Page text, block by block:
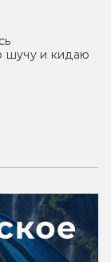
шучу и кидаю